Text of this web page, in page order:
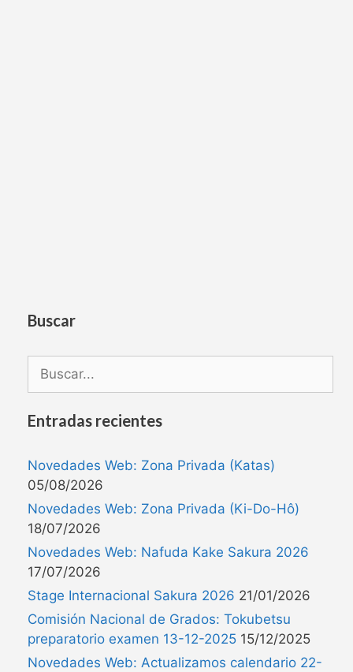
Buscar
Entradas recientes
Novedades Web: Zona Privada (Katas)
05/08/2026
Novedades Web: Zona Privada (Ki-Do-Hô)
18/07/2026
Novedades Web: Nafuda Kake Sakura 2026
17/07/2026
Stage Internacional Sakura 2026 21/01/2026
Comisión Nacional de Grados: Tokubetsu
preparatorio examen 13-12-2025 15/12/2025
Novedades Web: Actualizamos calendario 22-